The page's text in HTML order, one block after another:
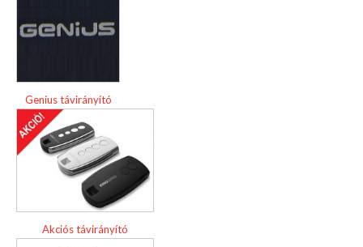
Genius távirányító
Akciós távirányító